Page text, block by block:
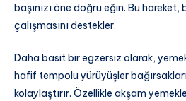
başınızı öne doğru eğin. Bu hareket,
çalışmasını destekler.
Daha basit bir egzersiz olarak,
hafif tempolu yürüyüşler
kolaylaştırır. Özellikle akşam